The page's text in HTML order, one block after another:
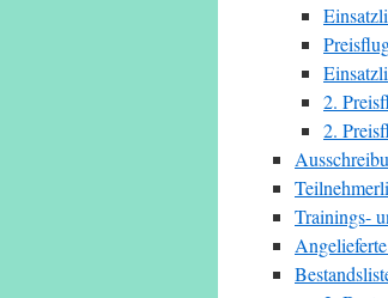
2.
2.
Trainings-